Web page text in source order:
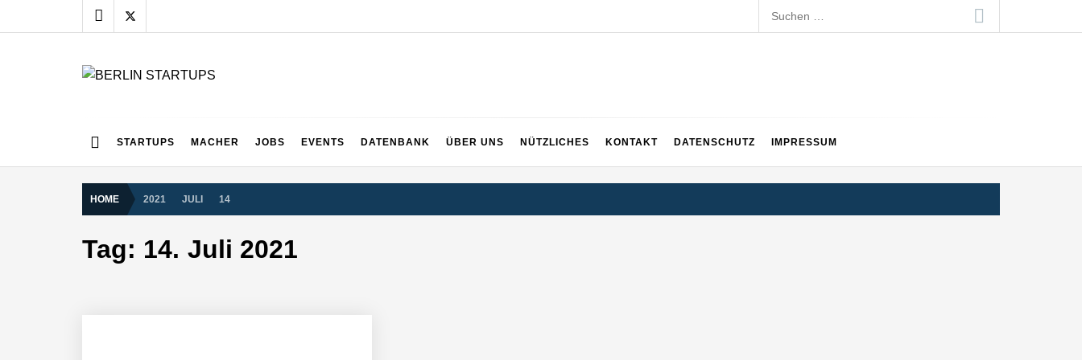
to
Suchen
nach:
STARTUPS MACHER JOBS EVENTS DATENBANK ÜBER UNS NÜTZLICHES KONTAKT DATENSCHUTZ IMPRESSUM
HOME 2021 JULI 14
Tag: 14. Juli 2021